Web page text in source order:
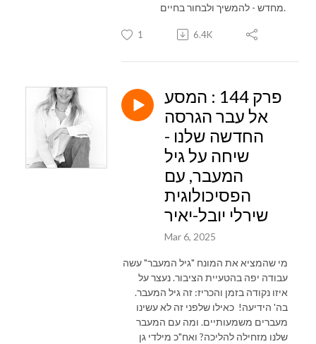
מחדש - להמשיך ולבחור בחיים.
1 6.4K
פרק 144 : המסע
אל עבר הגרסה
החדשה שלנו -
שיחה על גיל
המעבר, עם
הפסיכולוגית
שירלי יובל-יאיר
Mar 6, 2025
מי שהמציא את המונח "גיל המעבר" עשה
עבודה יפה בהטעיית הציבור. נעצר על
איזו נקודה בזמן והכריז: זה גיל המעבר.
בה' הידיעה! כאילו שלפני זה לא עשינו
מעברים משמעותיים. ומה עם המעבר
שלנו מזחילה להליכה? ואח"כ מילדי גן